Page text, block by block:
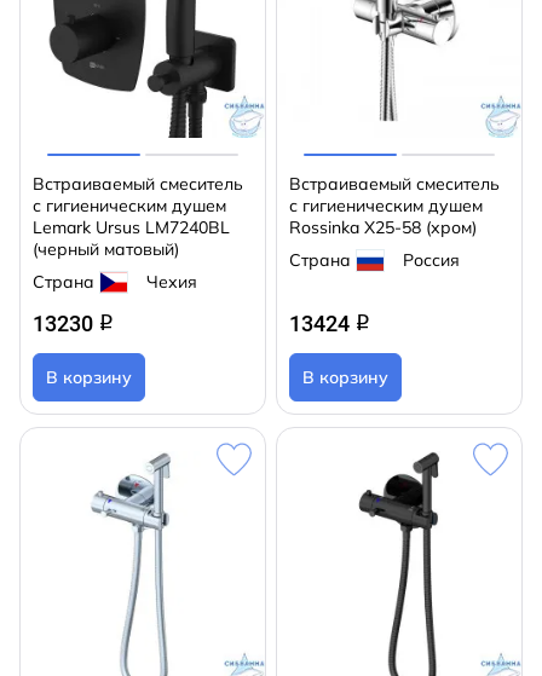
Встраиваемый смеситель
с гигиеническим душем
Lemark Ursus LM7240BL
(черный матовый)
Страна
Чехия
13230 q
В корзину
Встраиваемый смеситель
с гигиеническим душем
Rossinka X25-58 (хром)
Страна
Россия
13424 q
В корзину